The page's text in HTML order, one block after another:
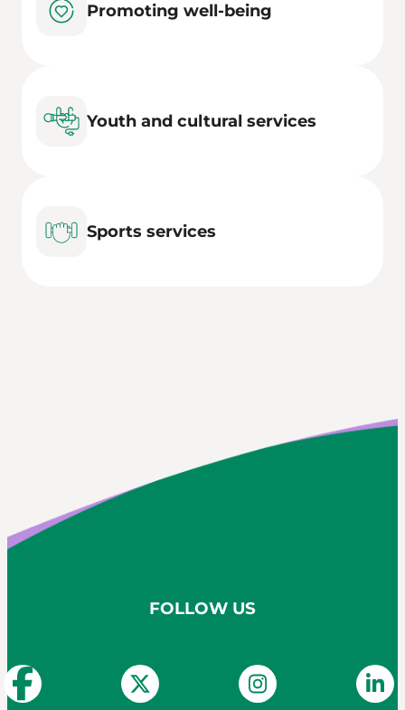
Promoting well-being
Youth and cultural services
Sports services
FOLLOW US